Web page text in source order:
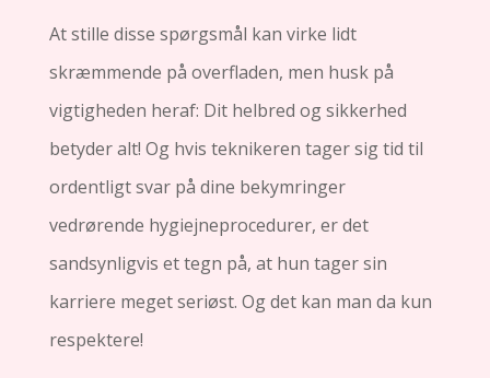
At stille disse spørgsmål kan virke lidt
skræmmende på overfladen, men husk på
vigtigheden heraf: Dit helbred og sikkerhed
betyder alt! Og hvis teknikeren tager sig tid til
ordentligt svar på dine bekymringer
vedrørende hygiejneprocedurer, er det
sandsynligvis et tegn på, at hun tager sin
karriere meget seriøst. Og det kan man da kun
respektere!